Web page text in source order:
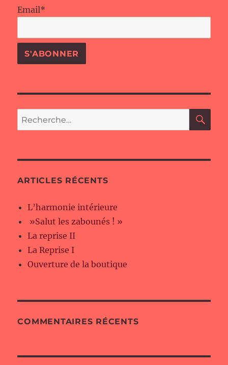
Email*
Recherche
pour :
ARTICLES RÉCENTS
L’harmonie intérieure
»Salut les zabounés ! »
La reprise II
La Reprise I
Ouverture de la boutique
COMMENTAIRES RÉCENTS